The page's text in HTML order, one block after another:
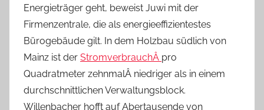
Energieträger geht, beweist Juwi mit der
Firmenzentrale, die als energieeffizientestes
Bürogebäude gilt. In dem Holzbau südlich von
Mainz ist der StromverbrauchÂ pro
Quadratmeter zehnmalÂ niedriger als in einem
durchschnittlichen Verwaltungsblock.
Willenbacher hofft auf Abertausende von